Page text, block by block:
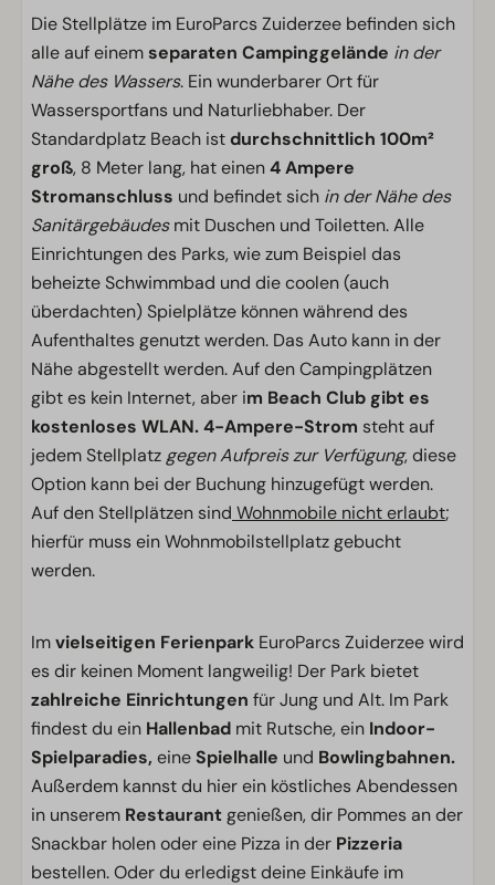
Die Stellplätze im EuroParcs Zuiderzee befinden sich
alle auf einemseparaten Campinggelände in der
Nähe des Wassers. Ein wunderbarer Ort für
Wassersportfans und Naturliebhaber. Der
Standardplatz Beach istdurchschnittlich 100m²
groß, 8 Meter lang, hat einen4 Ampere
Stromanschluss und befindet sich in der Nähe des
Sanitärgebäudesmit Duschen und Toiletten. Alle
Einrichtungen des Parks, wie zum Beispiel das
beheizte Schwimmbad und die coolen (auch
überdachten) Spielplätze können während des
Aufenthaltes genutzt werden. Das Auto kann in der
Nähe abgestellt werden. Auf den Campingplätzen
gibt es kein Internet, aber im Beach Club gibt es
kostenloses WLAN.4-Ampere-Strom steht auf
jedem Stellplatz gegen Aufpreis zur Verfügung, diese
Option kann bei der Buchung hinzugefügt werden.
Auf den Stellplätzen sind Wohnmobile nicht erlaubt;
hierfür muss ein Wohnmobilstellplatz gebucht
werden.
Imvielseitigen Ferienpark EuroParcs Zuiderzee wird
es dir keinen Moment langweilig! Der Park bietet
zahlreiche Einrichtungen für Jung und Alt. Im Park
findest du ein Hallenbad mit Rutsche, ein Indoor-
Spielparadies, eine Spielhalle und Bowlingbahnen.
Außerdem kannst du hier ein köstliches Abendessen
in unserem Restaurantgenießen, dir Pommes an der
Snackbar holen oder eine Pizza in der Pizzeria
bestellen. Oder du erledigst deine Einkäufe im